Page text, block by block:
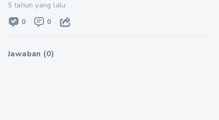
5 tahun yang lalu
0
0
Jawaban (0)